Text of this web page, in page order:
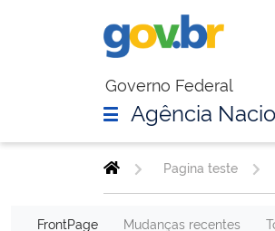
Governo Federal
Agência
Pagina teste
FrontPage Mudanças recentes